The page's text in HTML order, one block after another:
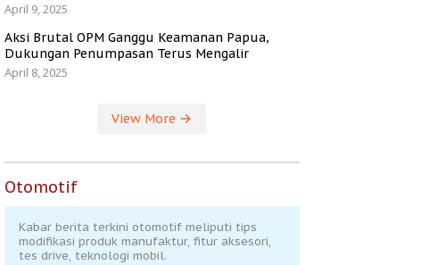
April 9, 2025
Aksi Brutal OPM Ganggu Keamanan Papua,
Dukungan Penumpasan Terus Mengalir
April 8, 2025
View More
Otomotif
Kabar berita terkini otomotif meliputi tips
modifikasi produk manufaktur, fitur aksesori,
tes drive, teknologi mobil.